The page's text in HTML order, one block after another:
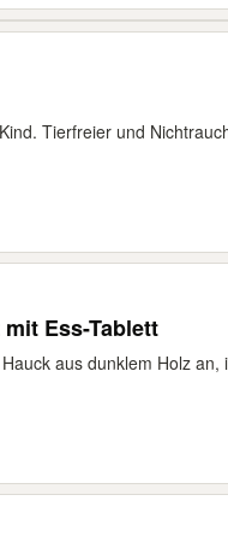
Tierfreier und
Ess-Tablett
aus dunklem Holz an,